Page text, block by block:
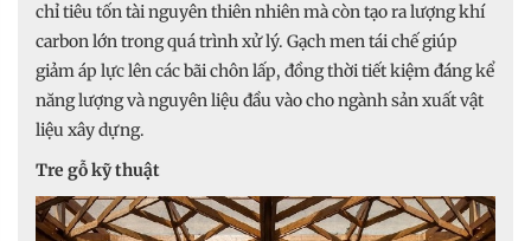
chỉ tiêu tốn tài nguyên thiên nhiên mà còn tạo ra lượng khí
carbon lớn trong quá trình xử lý. Gạch men tái chế giúp
giảm áp lực lên các bãi chôn lấp, đồng thời tiết kiệm đáng kể
năng lượng và nguyên liệu đầu vào cho ngành sản xuất vật
liệu xây dựng.
Tre gỗ kỹ thuật